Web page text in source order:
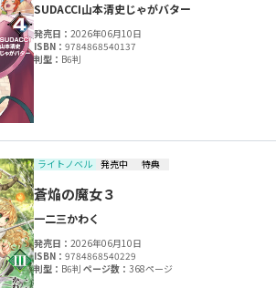
SUDACCI山本清史じゃがバター
発売日：2026年06月10日
ISBN：9784868540137
判型： B6判
ライトノベル 発売中 特典
蒼焔の魔女３
一二三かわく
発売日：2026年06月10日
ISBN：9784868540229
判型： B6判ページ数：368ページ